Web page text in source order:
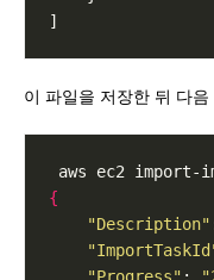
이 파일을 저장한 뒤 다
aws ec2 import-
{
"Description"